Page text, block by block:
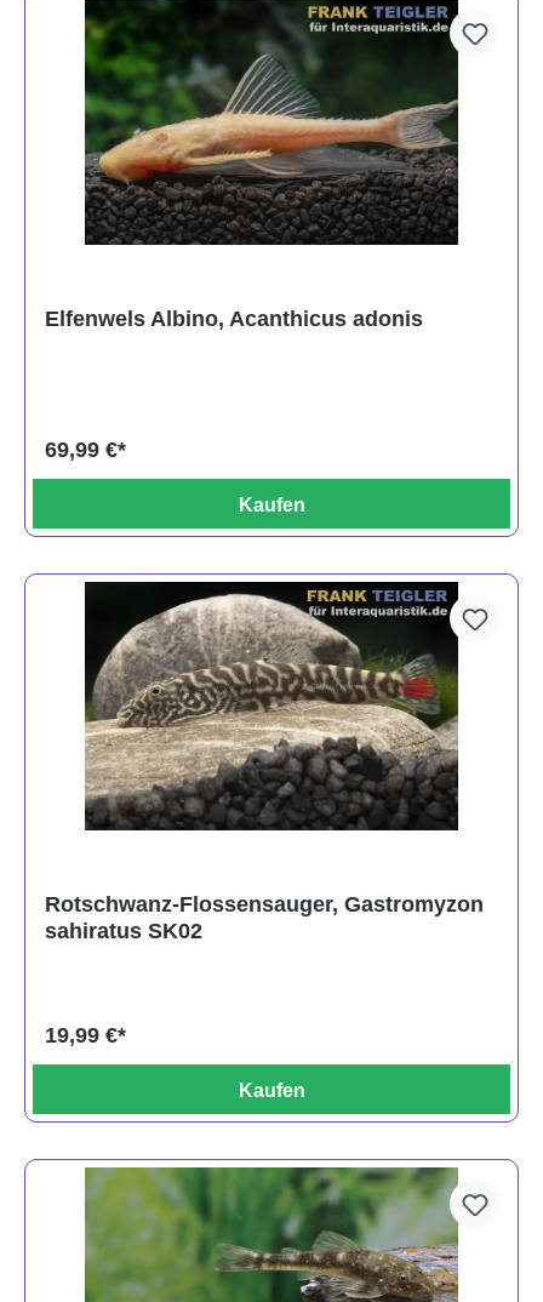
Elfenwels Albino, Acanthicus adonis
69,99 €*
Kaufen
Rotschwanz-Flossensauger, Gastromyzon
sahiratus SK02
19,99 €*
Kaufen